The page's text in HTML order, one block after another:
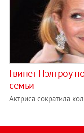
Гвинет Пэлтроу
семьи
Актриса сократила